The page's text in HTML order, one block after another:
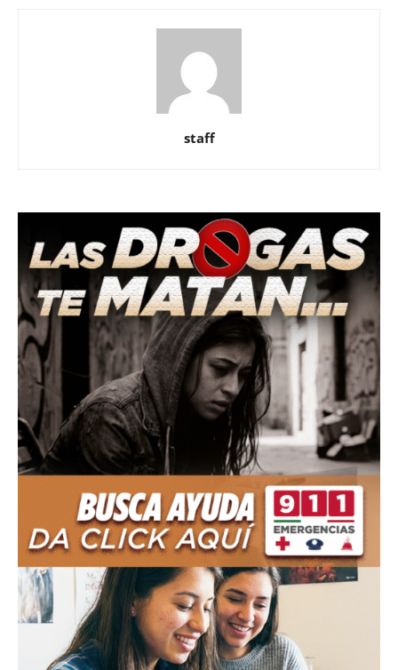
staff